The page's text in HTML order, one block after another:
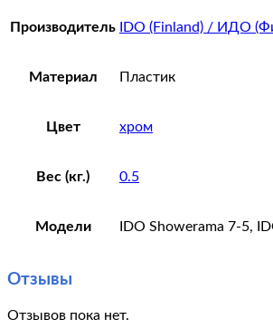
Производитель IDO (Finland) / ИДО
Материал Пластик
Цвет хром
Вес (кг.) 0.5
Модели IDO Showerama 7-5,
Отзывы
Отзывов пока нет.